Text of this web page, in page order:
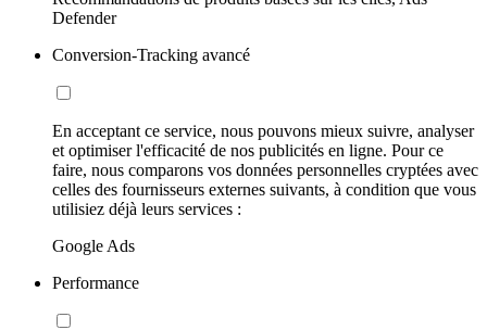
Defender
Conversion-Tracking avancé
En acceptant ce service, nous pouvons mieux suivre, analyser
et optimiser l'efficacité de nos publicités en ligne. Pour ce
faire, nous comparons vos données personnelles cryptées avec
celles des fournisseurs externes suivants, à condition que vous
utilisiez déjà leurs services :
Google Ads
Performance